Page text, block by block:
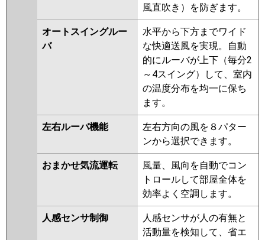
RPK-GP160RGHG8
RPK-
GP160RGHG7 RPK-GP160RGHG6
RPK-GP160RGHG5 RPK-
GP160RGHG4 RPK-GP160RGHG3
RPK-AP160GHG7-kobe
RPK-
AP160GHG7 RPK-GP160RGHG2
FDKZ1605HT5SA
パナソニック PA-P160K7GTBX PA-P160K7GTB
PA-P160K7GT
PA-P160K6GTB
PA-P160K6GTA
風直吹き）を防ぎます。
オートスイングルー
バ
水平から下方までワイド
な快適送風を実現。自動
的にルーバが上下（毎分2
～4スイング）して、室内
の温度分布を均一に保ち
ます。
左右ルーバ機能
左右方向の風を８パター
ンから選択できます。
おまかせ気流運転
風量、風向を自動でコン
トロールして部屋全体を
効率よく空調します。
人感センサ制御
人感センサが人の有無と
活動量を検知して、省エ